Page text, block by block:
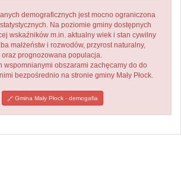
demograficznych jest mocno ograniczona
Na poziomie gminy dostępnych
wskaźników m.in. aktualny wiek i stan cywilny
małżeństw i rozwodów, przyrost naturalny,
prognozowana populacja.
wspomnianymi obszarami zachęcamy do do
bezpośrednio na stronie gminy Mały Płock.
Gmina Mały Płock - demogafia